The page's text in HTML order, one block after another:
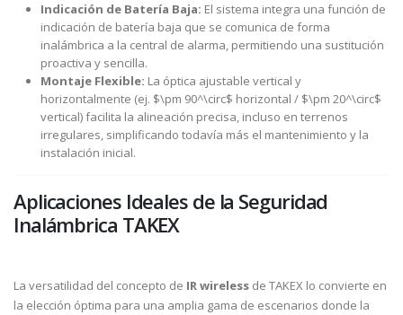
Indicación de Batería Baja: El sistema integra una función de
indicación de batería baja que se comunica de forma
inalámbrica a la central de alarma, permitiendo una sustitución
proactiva y sencilla.
Montaje Flexible: La óptica ajustable vertical y
horizontalmente (ej. $\pm 90^\circ$ horizontal / $\pm 20^\circ$
vertical) facilita la alineación precisa, incluso en terrenos
irregulares, simplificando todavía más el mantenimiento y la
instalación inicial.
Aplicaciones Ideales de la Seguridad
Inalámbrica TAKEX
La versatilidad del concepto de IR wireless de TAKEX lo convierte en
la elección óptima para una amplia gama de escenarios donde la